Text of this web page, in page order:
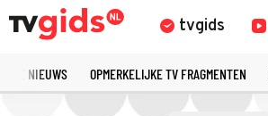
tvgids
NIEUWS OPMERKELIJKE TV FRAGMENTEN